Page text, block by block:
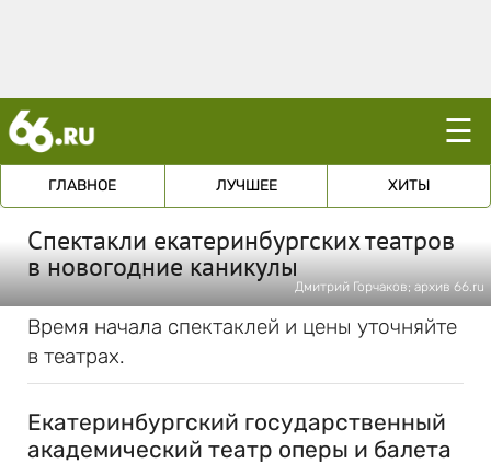
☰
ГЛАВНОЕ ЛУЧШЕЕ ХИТЫ
Спектакли екатеринбургских театров
в новогодние каникулы
Дмитрий Горчаков; архив 66.ru
Время начала спектаклей и цены уточняйте
в театрах.
Екатеринбургский государственный
академический театр оперы и балета